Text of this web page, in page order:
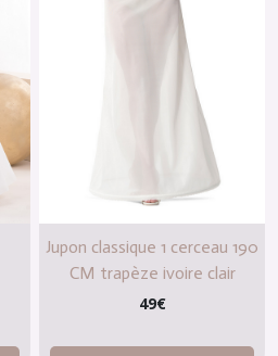
Jupon classique 1 cerceau 190
CM trapèze ivoire clair
49€